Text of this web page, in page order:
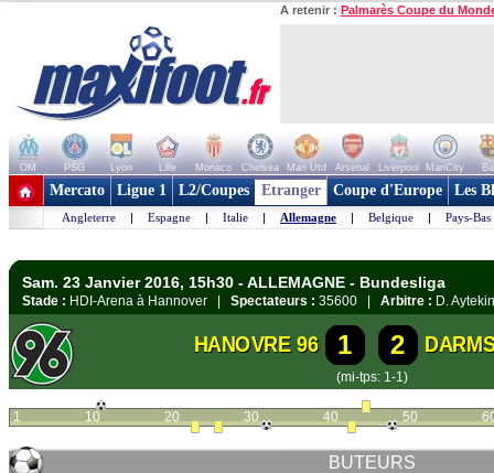
A retenir : Palmarès Coupe du
OM PSG Lyon Lille Monaco Chelsea Man Utd Arsenal Liverpool ManCity
+ de clubs
Mercato Ligue 1 L2/Coupes Etranger Coupe d'Europe Les
Angleterre | Espagne | Italie | Allemagne | Belgique | Pays-Bas
Sam. 23 Janvier 2016, 15h30 - ALLEMAGNE - Bundesliga
Stade : HDI-Arena à Hannover | Spectateurs : 35600 | Arbitre : D. Aytekin
HANOVRE 96 1 2
(mi-tps: 1-1)
1 10 20 30 40 50
BUTEURS